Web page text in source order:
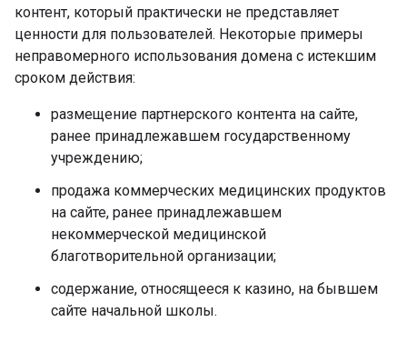
контент, который практически не представляет
ценности для пользователей. Некоторые примеры
неправомерного использования домена с истекшим
сроком действия:
размещение партнерского контента на сайте,
ранее принадлежавшем государственному
учреждению;
продажа коммерческих медицинских продуктов
на сайте, ранее принадлежавшем
некоммерческой медицинской
благотворительной организации;
содержание, относящееся к казино, на бывшем
сайте начальной школы.